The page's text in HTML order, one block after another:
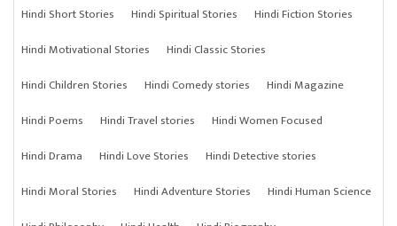
Hindi Short Stories Hindi Spiritual Stories
Hindi Fiction Stories
Hindi Motivational Stories
Hindi Classic Stories
Hindi Children Stories
Hindi Comedy stories
Hindi Magazine
Hindi Poems
Hindi Travel stories
Hindi Women Focused
Hindi Drama
Hindi Love Stories
Hindi Detective stories
Hindi Moral Stories
Hindi Adventure Stories
Hindi Human Science